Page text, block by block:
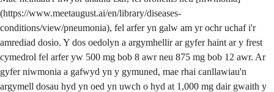
(https://www.meetaugust.ai/en/library/diseases-
conditions/view/pneumonia), fel arfer yn galw am yr ochr uchaf i'r
amrediad dosio. Y dos oedolyn a argymhellir ar gyfer haint ar y frest
cymedrol fel arfer yw 500 mg bob 8 awr neu 875 mg bob 12 awr. Ar
gyfer niwmonia a gafwyd yn y gymuned, mae rhai canllawiau'n
argymell dosau hyd yn oed yn uwch o hyd at 1,000 mg dair gwaith y